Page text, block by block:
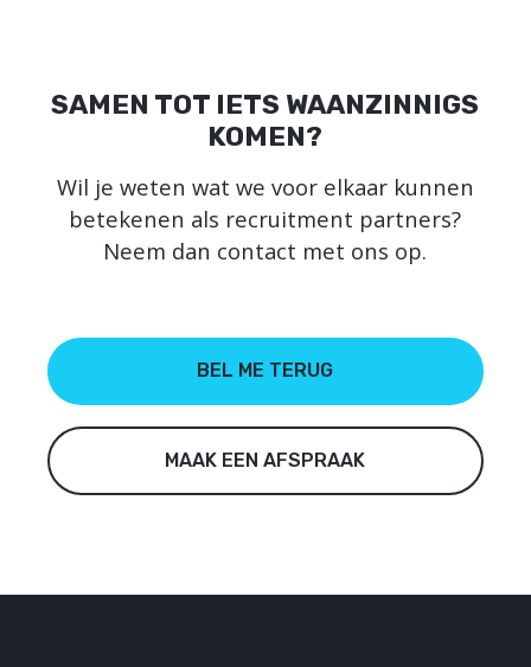
SAMEN TOT IETS WAANZINNIGS
KOMEN?
Wil je weten wat we voor elkaar kunnen
betekenen als recruitment partners?
Neem dan contact met ons op.
BEL ME TERUG
MAAK EEN AFSPRAAK